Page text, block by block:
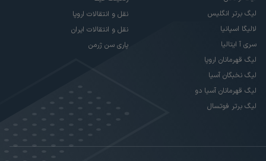
لیگ برتر انگلیس
لالیگا اسپانیا
سری آ ایتالیا
لیگ قهرمانان اروپا
لیگ نخبگان آسیا
لیگ قهرمانان آسیا دو
لیگ برتر فوتسال
نقل و انتقالات اروپا
نقل و انتقالات ایران
پاری سن ژرمن